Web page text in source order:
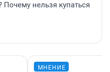
Почему нельзя купаться
МНЕНИЕ